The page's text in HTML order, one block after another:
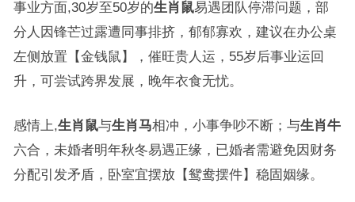
事业方面,30岁至50岁的生肖鼠易遇团队停滞问题，部
分人因锋芒过露遭同事排挤，郁郁寡欢，建议在办公桌
左侧放置【金钱鼠】，催旺贵人运，55岁后事业运回
升，可尝试跨界发展，晚年衣食无忧。
感情上,生肖鼠与生肖马相冲，小事争吵不断；与生肖牛
六合，未婚者明年秋冬易遇正缘，已婚者需避免因财务
分配引发矛盾，卧室宜摆放【鸳鸯摆件】稳固姻缘。